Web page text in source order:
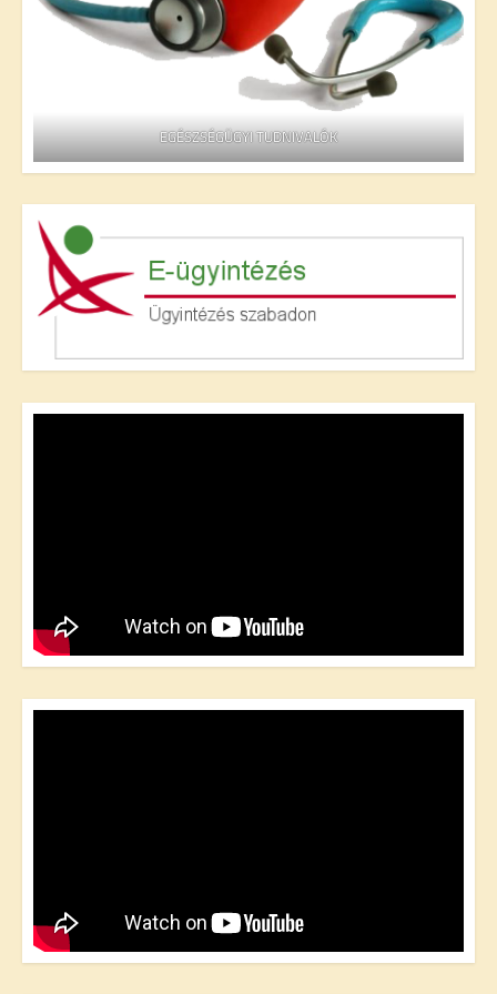
EGÉSZSÉGÜGYI TUDNIVALÓK